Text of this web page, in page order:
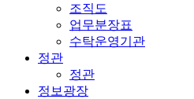
조직도
업무분장표
수탁운영기관
정관
정관
정보광장